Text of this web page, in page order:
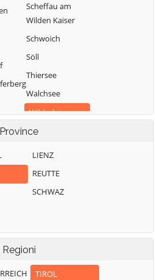
Scheffau am
Wilden Kaiser
Schwoich
Söll
Thiersee
Walchsee
Wildschönau
Wörgl
Province
LIENZ
REUTTE
SCHWAZ
Regioni
TIROL